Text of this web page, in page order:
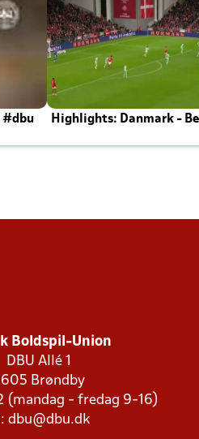
#dbu
Highlights: Danmark -
Boldspil-Union
DBU Allé 1
Brøndby
(mandag - fredag 9-16)
dbu@dbu.dk